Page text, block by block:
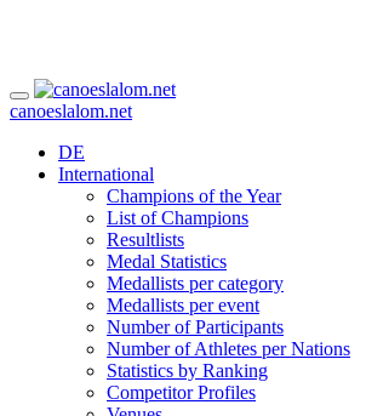
canoeslalom.net
DE
International
Champions of the Year
List of Champions
Resultlists
Medal Statistics
Medallists per category
Medallists per event
Number of Participants
Number of Athletes per Nations
Statistics by Ranking
Competitor Profiles